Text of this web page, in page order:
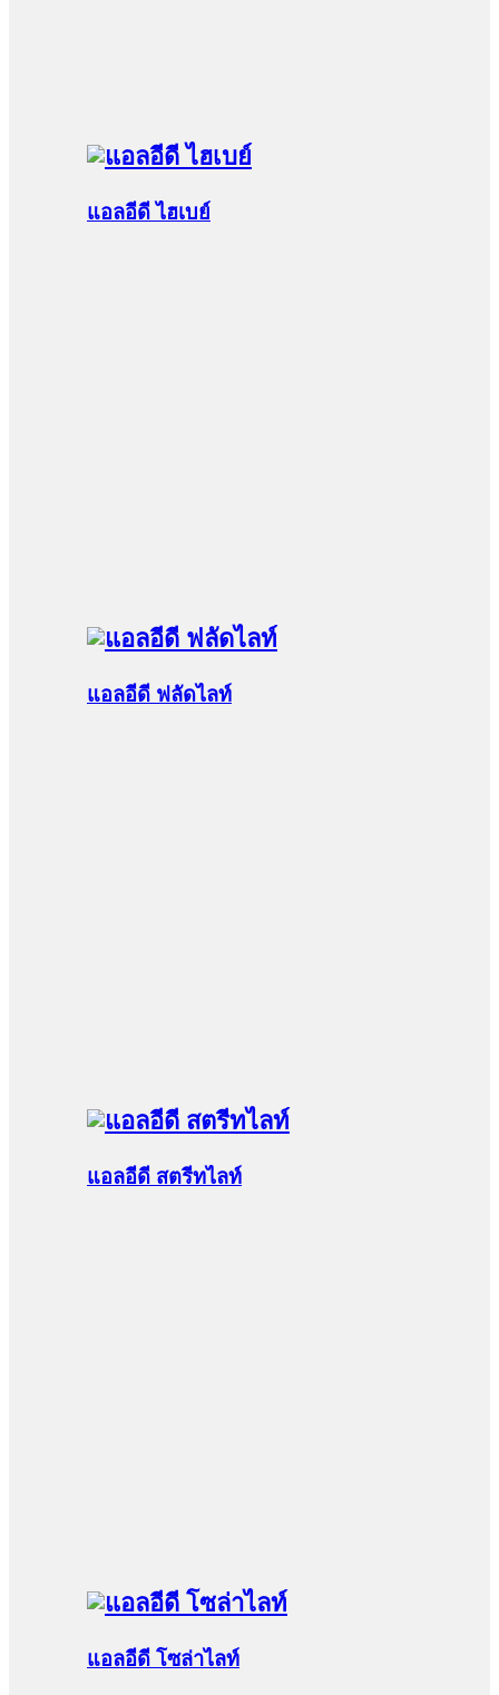
แอลอีดี ไฮเบย์
แอลอีดี ฟลัดไลท์
แอลอีดี สตรีทไลท์
แอลอีดี โซล่าไลท์